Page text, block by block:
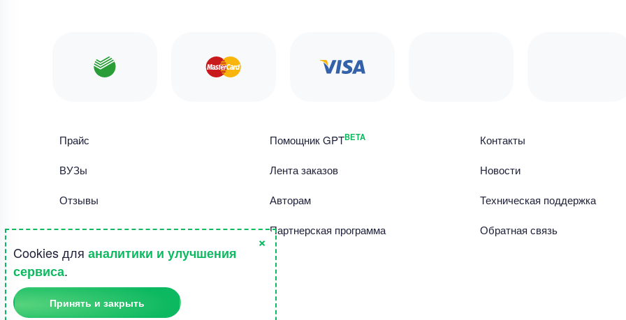
Прайс
ВУЗы
Отзывы
Библиотека работ
Правила использования сайта
Полезное
Помощник GPTBETA
Лента заказов
Авторам
Партнерская программа
Контакты
Новости
Техническая поддержка
Обратная связь
Cookies для аналитики и улучшения
сервиса.
×
Принять и закрыть